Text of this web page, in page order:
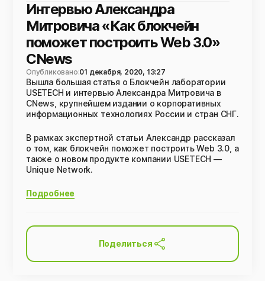
Интервью Александра
Митровича «Как блокчейн
поможет построить Web 3.0»
CNews
Опубликовано:01 декабря, 2020, 13:27
Вышла большая статья о Блокчейн лаборатории
USETECH и интервью Александра Митровича в
CNews, крупнейшем издании о корпоративных
информационных технологиях России и стран СНГ.
В рамках экспертной статьи Александр рассказал
о том, как блокчейн поможет построить Web 3.0, а
также о новом продукте компании USETECH —
Unique Network.
Подробнее
Поделиться